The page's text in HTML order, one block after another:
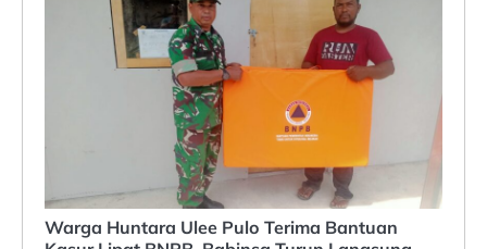
Warga Huntara Ulee Pulo Terima Bantuan